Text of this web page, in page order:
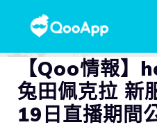
【Qoo情報
兔田佩克拉 新
19日直播期間